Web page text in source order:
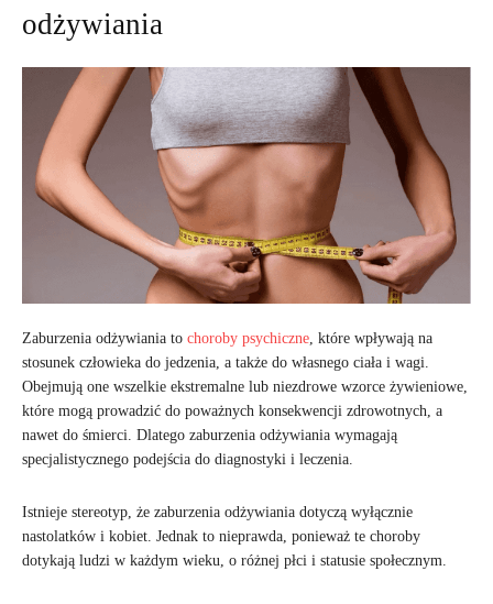
odżywiania
Zaburzenia odżywiania to choroby psychiczne, które wpływają na
stosunek człowieka do jedzenia, a także do własnego ciała i wagi.
Obejmują one wszelkie ekstremalne lub niezdrowe wzorce żywieniowe,
które mogą prowadzić do poważnych konsekwencji zdrowotnych, a
nawet do śmierci. Dlatego zaburzenia odżywiania wymagają
specjalistycznego podejścia do diagnostyki i leczenia.
Istnieje stereotyp, że zaburzenia odżywiania dotyczą wyłącznie
nastolatków i kobiet. Jednak to nieprawda, ponieważ te choroby
dotykają ludzi w każdym wieku, o różnej płci i statusie społecznym.